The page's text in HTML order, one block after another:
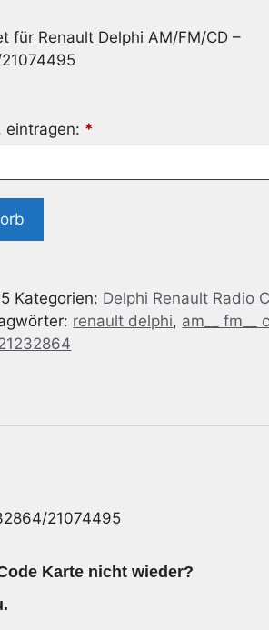
für Renault Delphi AM/FM/CD –
eintragen: *
Kategorien: Delphi Renault Radio
renault delphi, am__ fm__
21074495
Karte nicht wieder?